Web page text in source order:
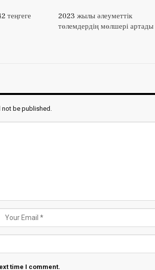
теңгеге
2023 жылы әлеуметтік
төлемдердің мөлшері артады
be published.
time I comment.